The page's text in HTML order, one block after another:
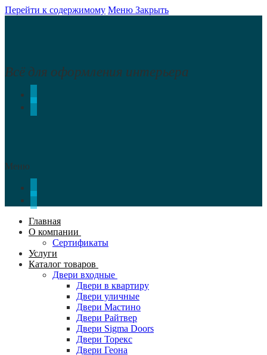
Перейти к содержимому Меню Закрыть
Всё для оформления интерьера
Меню
Главная
О компании
Сертификаты
Услуги
Каталог товаров
Двери входные
Двери в квартиру
Двери уличные
Двери Мастино
Двери Райтвер
Двери Sigma Doors
Двери Торекс
Двери Геона